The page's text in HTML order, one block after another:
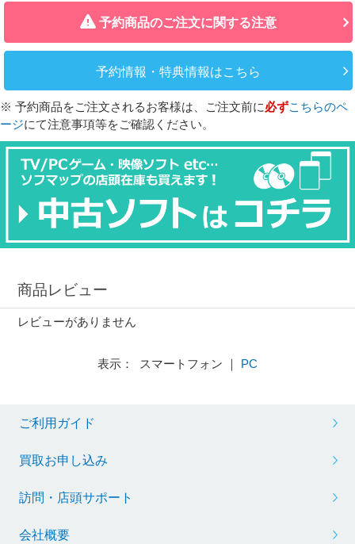
予約商品のご注文に関する注意
予約情報・特典情報はこちら
※ 予約商品をご注文されるお客様は、ご注文前に必ずこちらのペ
ージにて注意事項等をご確認ください。
商品レビュー
レビューがありません
表示： スマートフォン ｜ PC
ご利用ガイド
買取お申し込み
訪問・店頭サポート
会社概要